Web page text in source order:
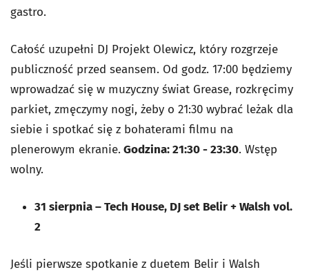
gastro.
Całość uzupełni DJ Projekt Olewicz, który rozgrzeje
publiczność przed seansem. Od godz. 17:00 będziemy
wprowadzać się w muzyczny świat Grease, rozkręcimy
parkiet, zmęczymy nogi, żeby o 21:30 wybrać leżak dla
siebie i spotkać się z bohaterami filmu na
plenerowym ekranie. Godzina: 21:30 - 23:30. Wstęp
wolny.
31 sierpnia – Tech House, DJ set Belir + Walsh vol.
2
Jeśli pierwsze spotkanie z duetem Belir i Walsh